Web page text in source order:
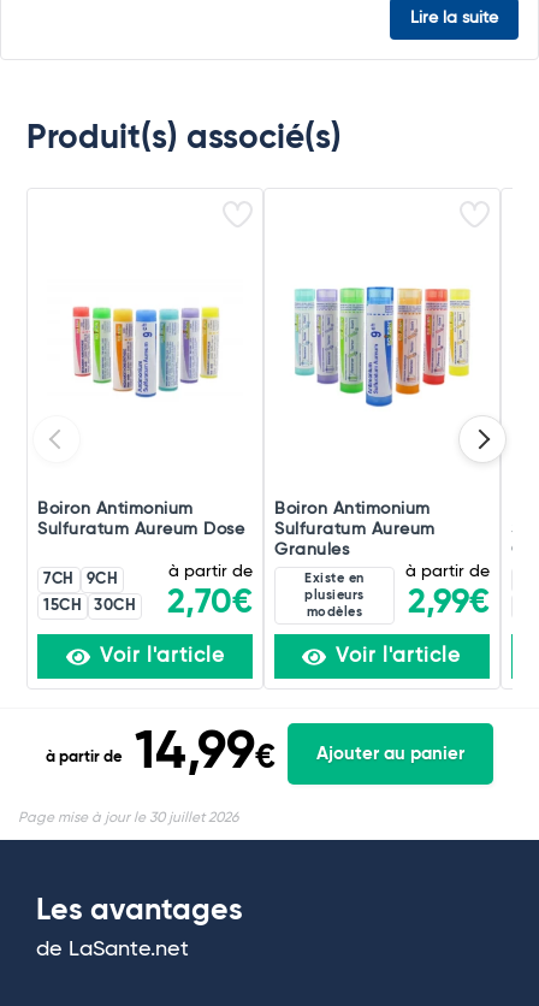
Lire la suite
Produit(s) associé(s)
Boiron Antimonium
Sulfuratum Aureum Dose
7CH
9CH
15CH
30CH
à partir de
2,70€
Voir l'article
Boiron Antimonium
Sulfuratum Aureum
Granules
Existe en
plusieurs
modèles
à partir de
2,99€
Voir l'article
à partir de 14,99€ Ajouter au panier
Page mise à jour le 30 juillet 2026
Les avantages
de LaSante.net